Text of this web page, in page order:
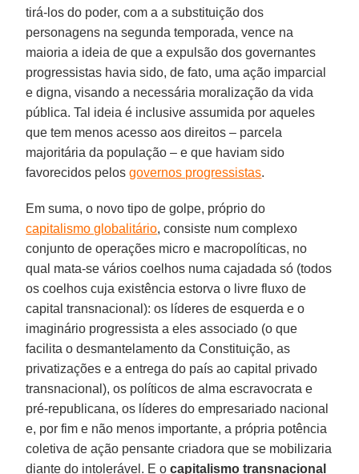
tirá-los do poder, com a a substituição dos
personagens na segunda temporada, vence na
maioria a ideia de que a expulsão dos governantes
progressistas havia sido, de fato, uma ação imparcial
e digna, visando a necessária moralização da vida
pública. Tal ideia é inclusive assumida por aqueles
que tem menos acesso aos direitos – parcela
majoritária da população – e que haviam sido
favorecidos pelosgovernos progressistas.
Em suma, o novo tipo de golpe, próprio do
capitalismo globalitário, consiste num complexo
conjunto de operações micro e macropolíticas, no
qual mata-se vários coelhos numa cajadada só (todos
os coelhos cuja existência estorva o livre fluxo de
capital transnacional): os líderes de esquerda e o
imaginário progressista a eles associado (o que
facilita o desmantelamento da Constituição, as
privatizações e a entrega do país ao capital privado
transnacional), os políticos de alma escravocrata e
pré-republicana, os líderes do empresariado nacional
e, por fim e não menos importante, a própria potência
coletiva de ação pensante criadora que se mobilizaria
diante do intolerável. E ocapitalismo transnacional